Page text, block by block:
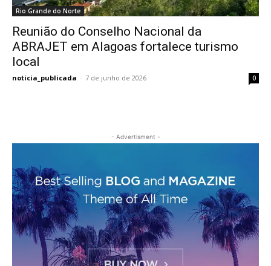
Rio Grande do Norte
Reunião do Conselho Nacional da
ABRAJET em Alagoas fortalece turismo
local
noticia_publicada - 7 de junho de 2026 0
- Advertisment -